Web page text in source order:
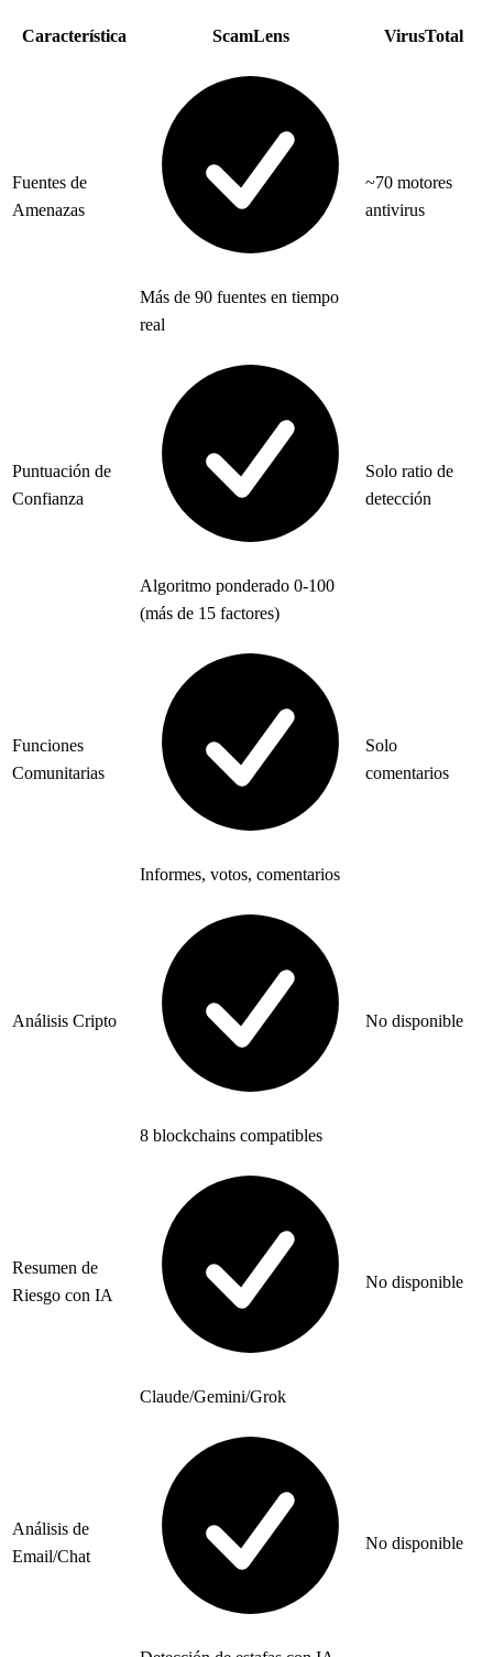
Característica ScamLens VirusTotal
Fuentes de
Amenazas
Más de 90 fuentes en tiempo
real
~70 motores
antivirus
Puntuación de
Confianza
Algoritmo ponderado 0-100
(más de 15 factores)
Solo ratio de
detección
Funciones
Comunitarias
Informes, votos, comentarios
Solo
comentarios
Análisis Cripto
8 blockchains compatibles
No disponible
Resumen de
Riesgo con IA
Claude/Gemini/Grok
No disponible
Análisis de
Email/Chat
No disponible